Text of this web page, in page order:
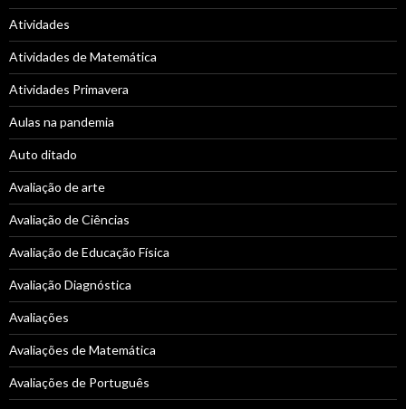
Atividades
Atividades de Matemática
Atividades Primavera
Aulas na pandemia
Auto ditado
Avaliação de arte
Avaliação de Ciências
Avaliação de Educação Física
Avaliação Diagnóstica
Avaliações
Avaliações de Matemática
Avaliações de Português